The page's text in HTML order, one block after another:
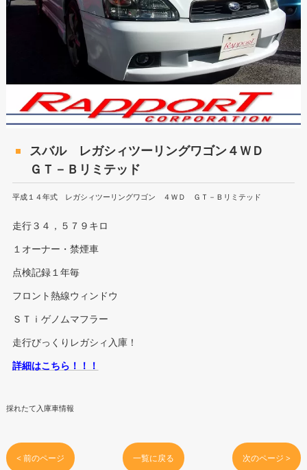
スバル レガシィツーリングワゴン４ＷＤ
ＧＴ－Ｂリミテッド
平成１４年式 レガシィツーリングワゴン ４ＷＤ ＧＴ－Ｂリミテッド
走行３４，５７９キロ
１オーナー・禁煙車
点検記録１年毎
フロント熱線ウィンドウ
ＳＴｉゲノムマフラー
走行びっくりレガシィ入庫！
詳細はこちら！！！
採れたて入庫車情報
< 前のページ 一覧に戻る 次のページ >